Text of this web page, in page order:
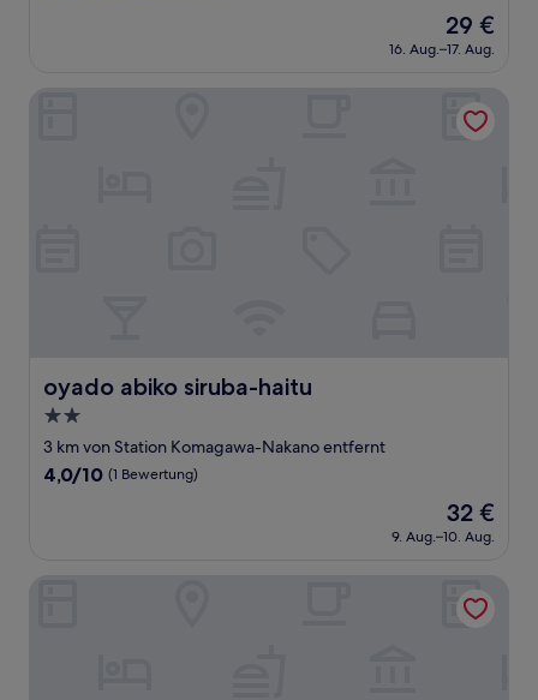
Der
Preis
beträgt
29 €
16. Aug.–17. Aug.
oyado abiko siruba-haitu
oyado abiko siruba-haitu
2.0-
Sterne-
Unterkunft
3 km von Station Komagawa-Nakano entfernt
4.0
4,0/10 (1 Bewertung)
Der
Preis
beträgt
32 €
9. Aug.–10. Aug.